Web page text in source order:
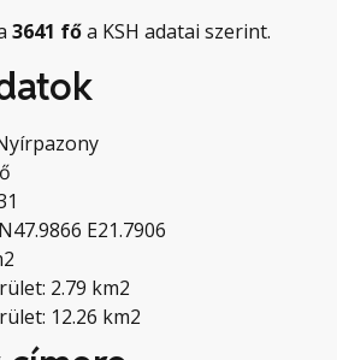
3641 főa KSH adatai szerint.
E21.7906
2.79 km2
12.26 km2